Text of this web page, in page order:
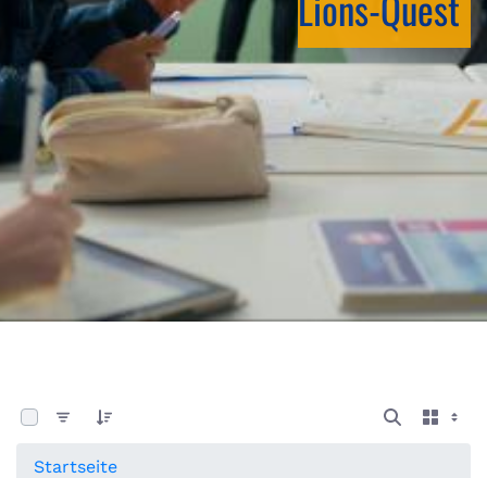
0 von 13 Elemente ausgewählt
Startseite